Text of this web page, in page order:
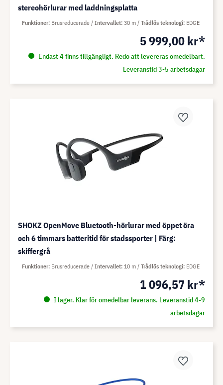
stereohörlurar med laddningsplatta
5 999,00 kr*
Endast 4 finns tillgängligt. Redo att levereras omedelbart.
Leveranstid 3-5 arbetsdagar
Funktioner Brusreducerade Intervallet 30 m Trådlös teknologi EDGE
SHOKZ OpenMove Bluetooth-hörlurar med öppet öra
och 6 timmars batteritid för stadssporter | Färg:
skiffergrå
1 096,57 kr*
I lager. Klar för omedelbar leverans. Leveranstid 4-9
arbetsdagar
Funktioner Brusreducerade Intervallet 10 m Trådlös teknologi EDGE